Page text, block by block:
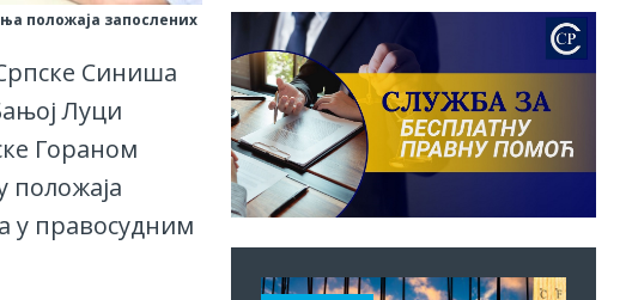
положаја запослених
Синиша
Луци
Гораном
положаја
у правосудним